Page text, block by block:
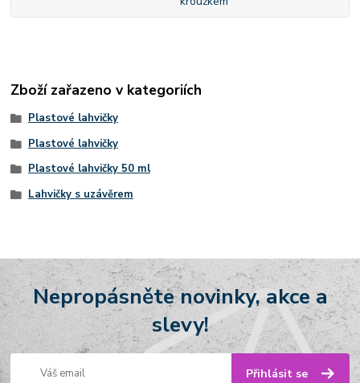
Zboží zařazeno v kategoriích
Plastové lahvičky
Plastové lahvičky
Plastové lahvičky 50 ml
Lahvičky s uzávěrem
Nepropásněte novinky, akce a
slevy!
Přihlásit se